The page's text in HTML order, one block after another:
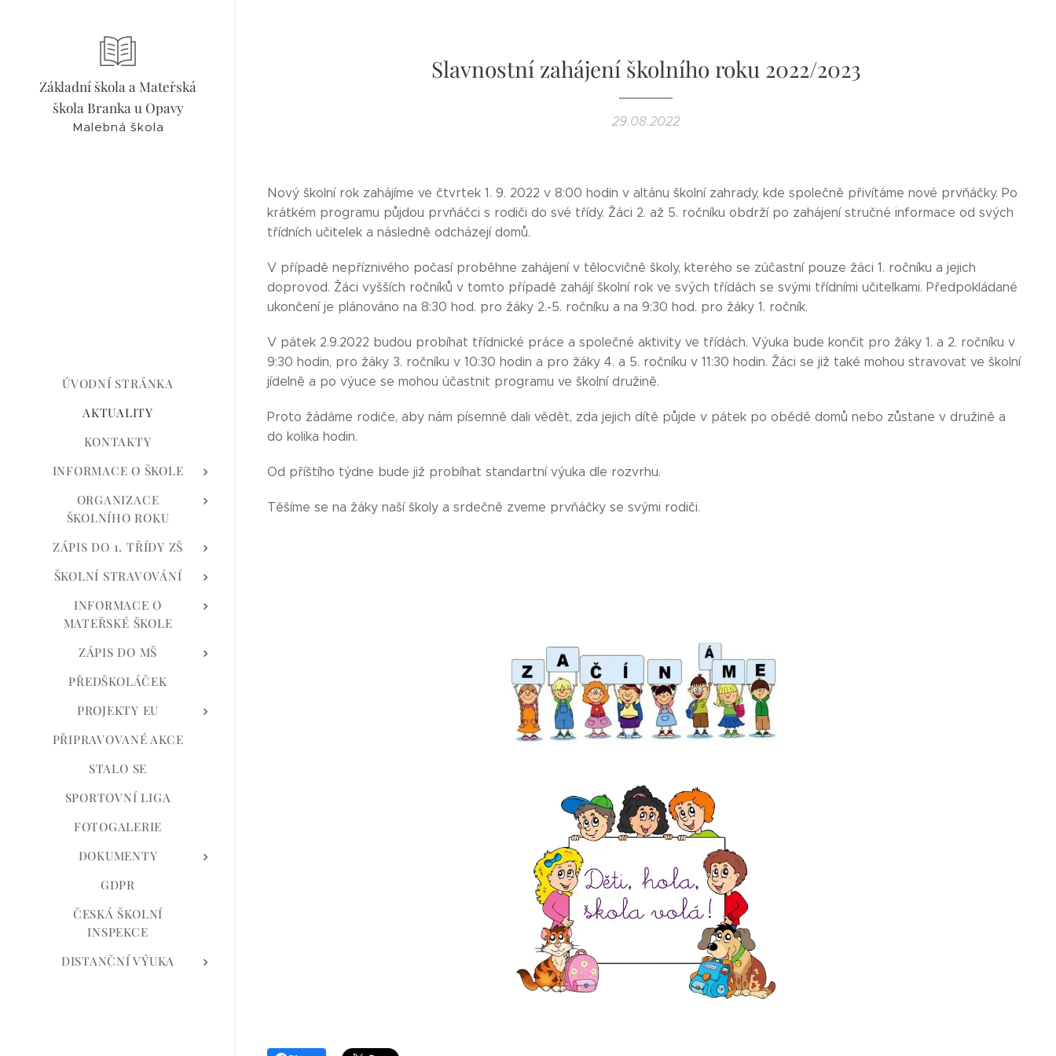
Základní škola a Mateřská
škola Branka u Opavy
Malebná škola
ÚVODNÍ STRÁNKA
AKTUALITY
KONTAKTY
INFORMACE O ŠKOLE
ORGANIZACE
ŠKOLNÍHO ROKU
ZÁPIS DO 1. TŘÍDY ZŠ
ŠKOLNÍ STRAVOVÁNÍ
INFORMACE O
MATEŘSKÉ ŠKOLE
ZÁPIS DO MŠ
PŘEDŠKOLÁČEK
PROJEKTY EU
PŘIPRAVOVANÉ AKCE
STALO SE
SPORTOVNÍ LIGA
FOTOGALERIE
DOKUMENTY
GDPR
ČESKÁ ŠKOLNÍ
INSPEKCE
DISTANČNÍ VÝUKA
Slavnostní zahájení školního roku 2022/2023
29.08.2022
Nový školní rok zahájíme ve čtvrtek 1. 9. 2022 v 8:00 hodin v altánu školní zahrady, kde společně přivítáme nové prvňáčky. Po
krátkém programu půjdou prvňáčci s rodiči do své třídy. Žáci 2. až 5. ročníku obdrží po zahájení stručné informace od svých
třídních učitelek a následně odcházejí domů.
V případě nepříznivého počasí proběhne zahájení v tělocvičně školy, kterého se zúčastní pouze žáci 1. ročníku a jejich
doprovod. Žáci vyšších ročníků v tomto případě zahájí školní rok ve svých třídách se svými třídními učitelkami. Předpokládané
ukončení je plánováno na 8:30 hod. pro žáky 2.-5. ročníku a na 9:30 hod. pro žáky 1. ročník.
V pátek 2.9.2022 budou probíhat třídnické práce a společné aktivity ve třídách. Výuka bude končit pro žáky 1. a 2. ročníku v
9:30 hodin, pro žáky 3. ročníku v 10:30 hodin a pro žáky 4. a 5. ročníku v 11:30 hodin. Žáci se již také mohou stravovat ve školní
jídelně a po výuce se mohou účastnit programu ve školní družině.
Proto žádáme rodiče, aby nám písemně dali vědět, zda jejich dítě půjde v pátek po obědě domů nebo zůstane v družině a
do kolika hodin.
Od příštího týdne bude již probíhat standartní výuka dle rozvrhu.
Těšíme se na žáky naší školy a srdečně zveme prvňáčky se svými rodiči.